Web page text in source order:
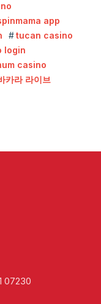
app
tucan casino
login
casino
카라 라이브
07230